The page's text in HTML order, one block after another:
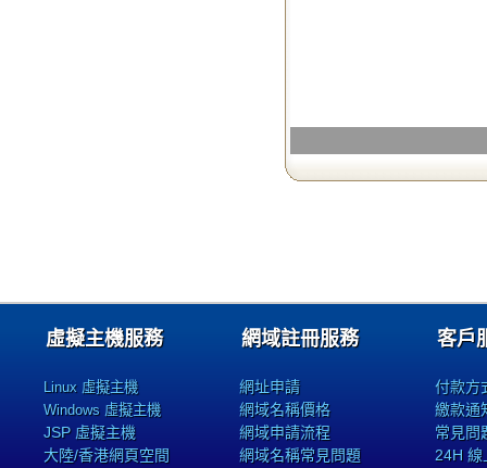
虛擬主機服務
Linux 虛擬主機
Windows 虛擬主機
JSP 虛擬主機
大陸/香港網頁空間
網域註冊服務
網址申請
網域名稱價格
網域申請流程
網域名稱常見問題
客戶
付款方
繳款通
常見問
24H 線